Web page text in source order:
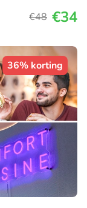
€48 €34
36% korting